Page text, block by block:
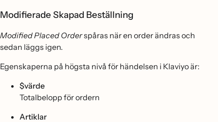
Modifierade Skapad Beställning
Modified Placed Orderspåras när en order ändras och
sedan läggs igen.
Egenskaperna på högsta nivå för händelsen i Klaviyo är:
$värde
Totalbelopp för ordern
Artiklar